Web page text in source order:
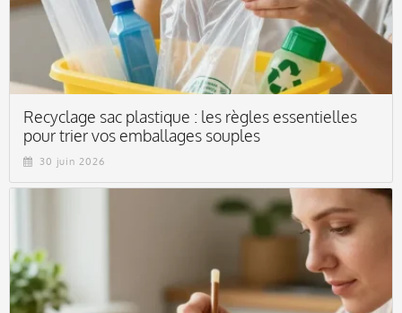
Recyclage sac plastique : les règles essentielles
pour trier vos emballages souples
30 juin 2026